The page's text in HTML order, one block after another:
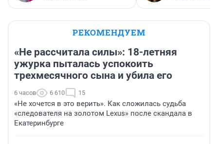
РЕКОМЕНДУЕМ
«Не рассчитала силы»: 18-летняя
ужурка пыталась успокоить
трехмесячного сына и убила его
6 часов 6 610 15
«Не хочется в это верить». Как сложилась судьба
«следователя на золотом Lexus» после скандала в
Екатеринбурге